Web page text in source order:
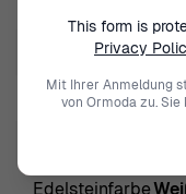
Sie konzentrieren
Schmuckstücken,
eine Geschichte
Erinnerungsstücken
Sie den
Orphelia und lassen
Art der Edelstein
GeschlechtDamen
Edelsteinfarbe
This form is
Privacy
Mit Ihrer Anmeldung
von Ormoda zu.